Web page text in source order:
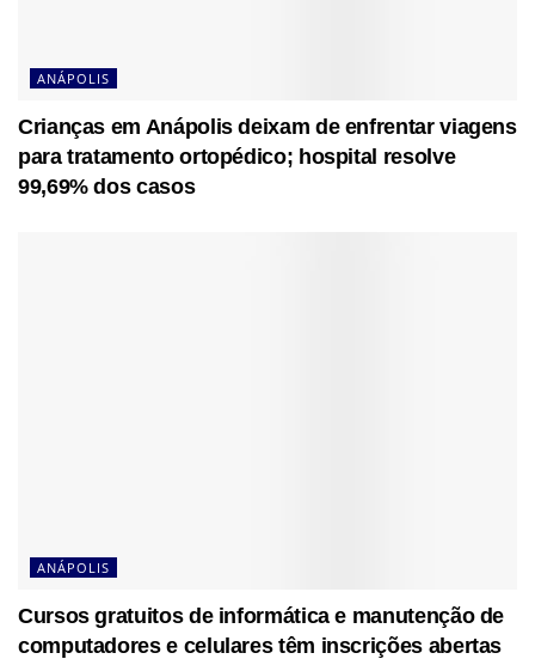
ANÁPOLIS
Crianças em Anápolis deixam de enfrentar viagens
para tratamento ortopédico; hospital resolve
99,69% dos casos
ANÁPOLIS
Cursos gratuitos de informática e manutenção de
computadores e celulares têm inscrições abertas